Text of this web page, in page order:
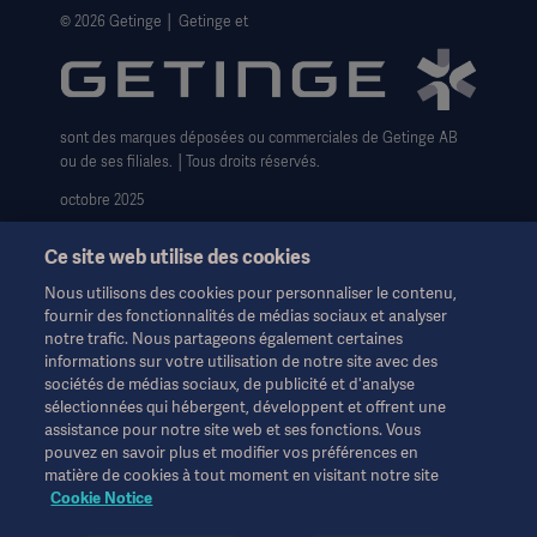
Formulaire pour les droits des personnes
Conditions générales de vente
© 2026 Getinge │ Getinge et
sont des marques déposées ou commerciales de Getinge AB
ou de ses filiales. │Tous droits réservés.
octobre 2025
Ces informations sont destinées exclusivement aux
professionnels de la santé ou à d'autres publics professionnels
et sont fournies à titre d'information uniquement. Elles ne sont
pas exhaustives et ne remplacent en aucun cas le mode
d'emploi, le manuel d'entretien ou les conseils médicaux.
Getinge n'assume aucune responsabilité pour toute action ou
omission d'une partie basée sur ce matériel, et l'utilisateur s'y fie
Ce site web utilise des cookies
Nous utilisons des cookies pour personnaliser le contenu,
fournir des fonctionnalités de médias sociaux et analyser
notre trafic. Nous partageons également certaines
informations sur votre utilisation de notre site avec des
sociétés de médias sociaux, de publicité et d'analyse
sélectionnées qui hébergent, développent et offrent une
assistance pour notre site web et ses fonctions. Vous
pouvez en savoir plus et modifier vos préférences en
matière de cookies à tout moment en visitant notre site
Cookie Notice